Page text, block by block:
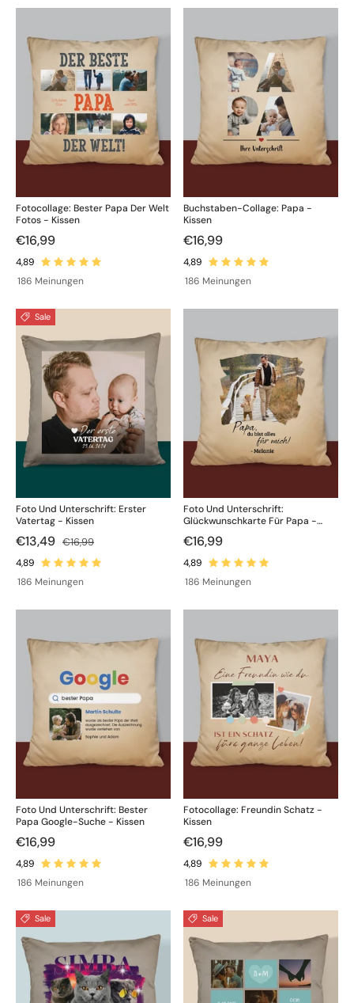
Fotocollage: Bester Papa Der Welt
Fotos - Kissen
€16,99
186 Meinungen
Buchstaben-Collage: Papa -
Kissen
€16,99
186 Meinungen
Sale
Foto Und Unterschrift: Erster
Vatertag - Kissen
€13,49 €16,99
186 Meinungen
Foto Und Unterschrift:
Glückwunschkarte Für Papa -
€16,99
186 Meinungen
Foto Und Unterschrift: Bester
Papa Google-Suche - Kissen
€16,99
186 Meinungen
Fotocollage: Freundin Schatz -
Kissen
€16,99
186 Meinungen
Sale Sale